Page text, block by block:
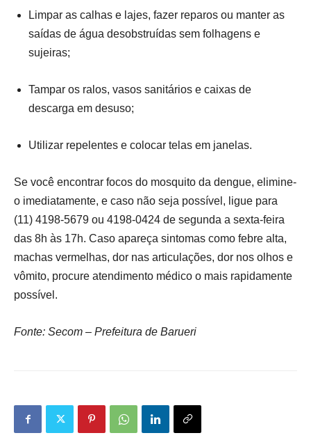
Limpar as calhas e lajes, fazer reparos ou manter as
saídas de água desobstruídas sem folhagens e
sujeiras;
Tampar os ralos, vasos sanitários e caixas de
descarga em desuso;
Utilizar repelentes e colocar telas em janelas.
Se você encontrar focos do mosquito da dengue, elimine-
o imediatamente, e caso não seja possível, ligue para
(11) 4198-5679 ou 4198-0424 de segunda a sexta-feira
das 8h às 17h. Caso apareça sintomas como febre alta,
machas vermelhas, dor nas articulações, dor nos olhos e
vômito, procure atendimento médico o mais rapidamente
possível.
Fonte: Secom – Prefeitura de Barueri